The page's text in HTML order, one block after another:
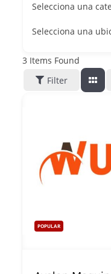
Selecciona una
Selecciona una
3 Items Found
Filter
POPULAR